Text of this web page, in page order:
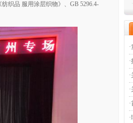
织品 服用涂层织物》、GB 5296.4-